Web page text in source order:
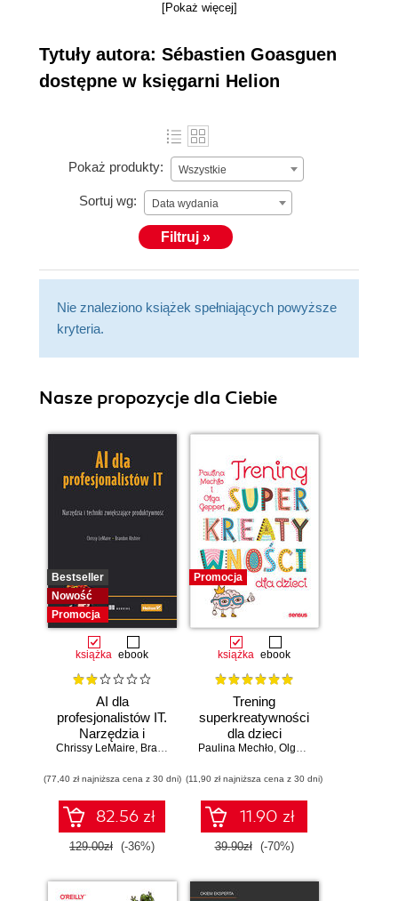
[Pokaż więcej]
Tytuły autora: Sébastien Goasguen
dostępne w księgarni Helion
Pokaż produkty: Wszystkie
Sortuj wg: Data wydania
Filtruj »
Nie znaleziono książek spełniających powyższe
kryteria.
Nasze propozycje dla Ciebie
Bestseller
Nowość
Promocja
książka ebook
AI dla
profesjonalistów IT.
Narzędzia i
techniki
produktywność
Chrissy LeMaire, Brandon Abshire
(77,40 zł najniższa cena z 30 dni)
82.56 zł
129.00zł (-36%)
Promocja
książka ebook
Trening
superkreatywności
dla dzieci
Paulina Mechło, Olga Geppert
(11,90 zł najniższa cena z 30 dni)
11.90 zł
39.90zł (-70%)